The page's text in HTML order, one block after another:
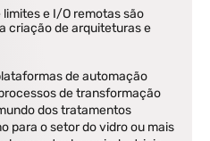
e I/O remotas são
criação de arquiteturas e
de automação
de transformação
dos tratamentos
para o setor do vidro ou mais